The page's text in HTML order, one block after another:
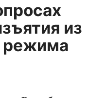
из
режима